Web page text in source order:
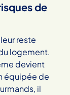
de
reste
logement.
devient
équipée de
il